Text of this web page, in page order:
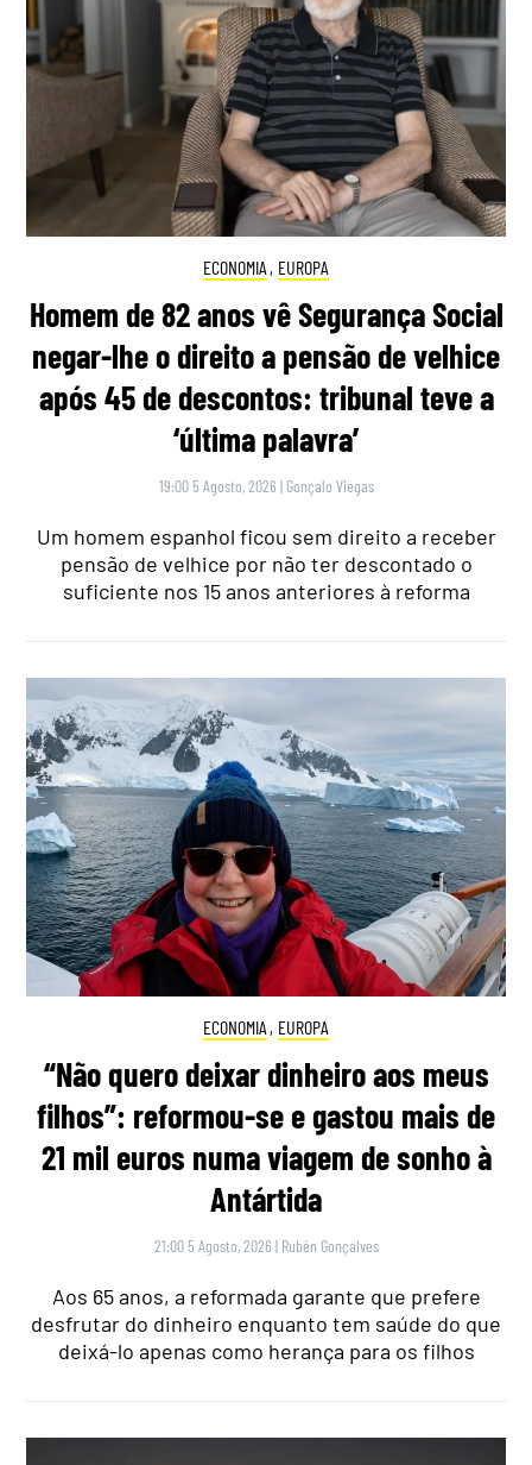
ECONOMIA , EUROPA
Homem de 82 anos vê Segurança Social
negar-lhe o direito a pensão de velhice
após 45 de descontos: tribunal teve a
‘última palavra’
19:00 5 Agosto, 2026 | Gonçalo Viegas
Um homem espanhol ficou sem direito a receber
pensão de velhice por não ter descontado o
suficiente nos 15 anos anteriores à reforma
ECONOMIA , EUROPA
“Não quero deixar dinheiro aos meus
filhos”: reformou-se e gastou mais de
21 mil euros numa viagem de sonho à
Antártida
21:00 5 Agosto, 2026 | Rubén Gonçalves
Aos 65 anos, a reformada garante que prefere
desfrutar do dinheiro enquanto tem saúde do que
deixá-lo apenas como herança para os filhos